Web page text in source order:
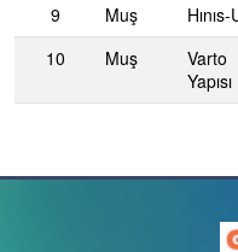
9
Muş
10
Muş
Varto
Yapısı